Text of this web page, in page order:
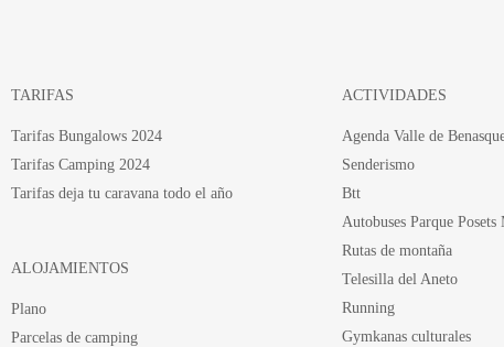
TARIFAS
Tarifas Bungalows 2024
Tarifas Camping 2024
Tarifas deja tu caravana todo el año
ALOJAMIENTOS
Plano
Parcelas de camping
ACTIVIDADES
Agenda Valle de
Senderismo
Btt
Autobuses Parque Posets
Rutas de montaña
Telesilla del Aneto
Running
Gymkanas culturales